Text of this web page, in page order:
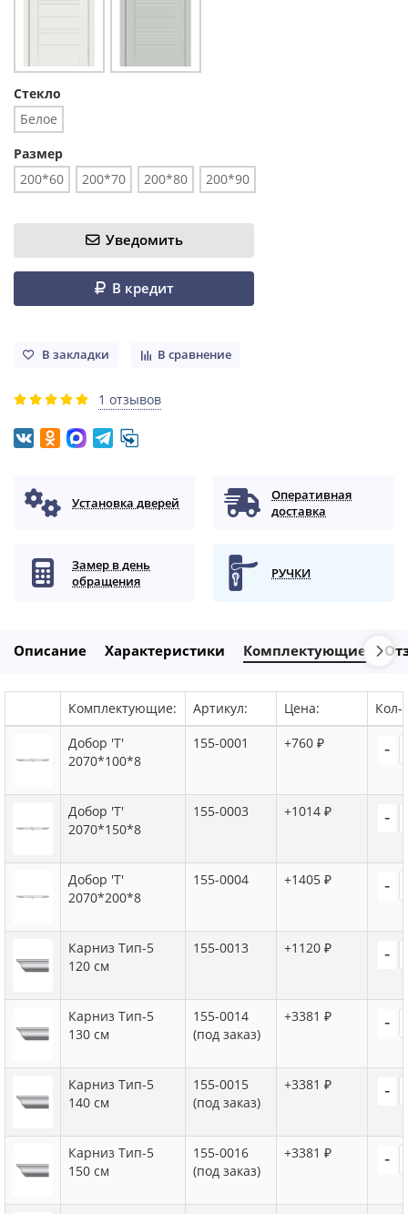
Стекло
Белое
Размер
200*60
200*70 200*80 200*90
Уведомить
В кредит
В закладки В сравнение
1 отзывов
Установка дверей
Оперативная
доставка
Замер в день
обращения
РУЧКИ
Описание Характеристики Комплектующие
Комплектующие: Артикул: Цена:
Кол-
Добор 'Т'
2070*100*8
155-0001 +760 ₽ -
Добор 'Т'
2070*150*8
155-0003 +1014 ₽ -
Добор 'Т'
2070*200*8
155-0004 +1405 ₽ -
Карниз Тип-5
120 см
155-0013 +1120 ₽ -
Карниз Тип-5
130 см
155-0014
(под заказ)
+3381 ₽ -
Карниз Тип-5
140 см
155-0015
(под заказ)
+3381 ₽ -
Карниз Тип-5
150 см
155-0016
(под заказ)
+3381 ₽ -